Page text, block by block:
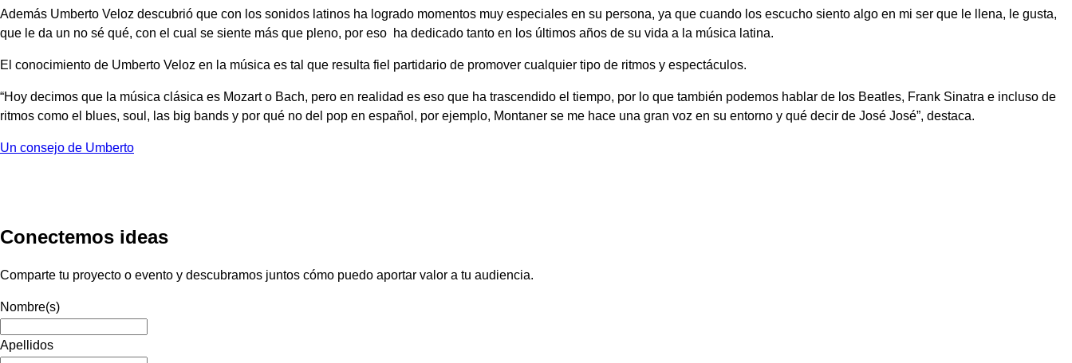
Además Umberto Veloz descubrió que con los sonidos latinos ha logrado momentos muy especiales en su persona, ya que cuando los escucho siento algo en mi ser que le llena, le gusta,
que le da un no sé qué, con el cual se siente más que pleno, por eso ha dedicado tanto en los últimos años de su vida a la música latina.
El conocimiento de Umberto Veloz en la música es tal que resulta fiel partidario de promover cualquier tipo de ritmos y espectáculos.
“Hoy decimos que la música clásica es Mozart o Bach, pero en realidad es eso que ha trascendido el tiempo, por lo que también podemos hablar de los Beatles, Frank Sinatra e incluso de
ritmos como el blues, soul, las big bands y por qué no del pop en español, por ejemplo, Montaner se me hace una gran voz en su entorno y qué decir de José José”, destaca.
Un consejo de Umberto
Conectemos ideas
Comparte tu proyecto o evento y descubramos juntos cómo puedo aportar valor a tu audiencia.
Nombre(s)
Apellidos